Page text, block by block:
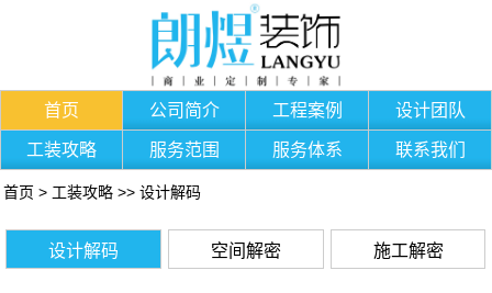
首页 公司简介 工程案例 设计团队
工装攻略 服务范围 服务体系 联系我们
首页 > 工装攻略 >> 设计解码
设计解码 空间解密 施工解密